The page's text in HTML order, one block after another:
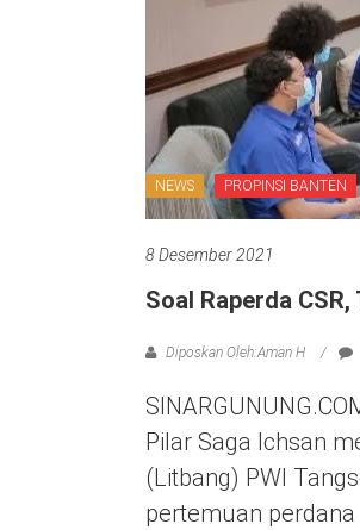
NEWS PROPINSI BANTEN
8 Desember 2021
Soal Raperda
Diposkan Oleh:Aman H
Pilar Saga Ichsan
(Litbang) PWI
pertemuan